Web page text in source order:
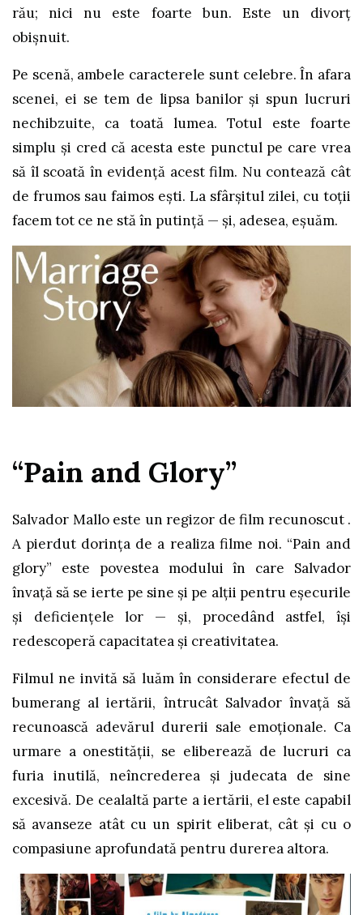
rău; nici nu este foarte bun. Este un divorț
obișnuit.
Pe scenă, ambele caracterele sunt celebre. În afara
scenei, ei se tem de lipsa banilor și spun lucruri
nechibzuite, ca toată lumea. Totul este foarte
simplu și cred că acesta este punctul pe care vrea
să îl scoată în evidență acest film. Nu contează cât
de frumos sau faimos ești. La sfârșitul zilei, cu toții
facem tot ce ne stă în putință — și, adesea, eșuăm.
“Pain and Glory”
Salvador Mallo este un regizor de film recunoscut .
A pierdut dorința de a realiza filme noi. “Pain and
glory” este povestea modului în care Salvador
învață să se ierte pe sine și pe alții pentru eșecurile
și deficiențele lor — și, procedând astfel, își
redescoperă capacitatea și creativitatea.
Filmul ne invită să luăm în considerare efectul de
bumerang al iertării, întrucât Salvador învață să
recunoască adevărul durerii sale emoționale. Ca
urmare a onestității, se eliberează de lucruri ca
furia inutilă, neîncrederea și judecata de sine
excesivă. De cealaltă parte a iertării, el este capabil
să avanseze atât cu un spirit eliberat, cât și cu o
compasiune aprofundată pentru durerea altora.